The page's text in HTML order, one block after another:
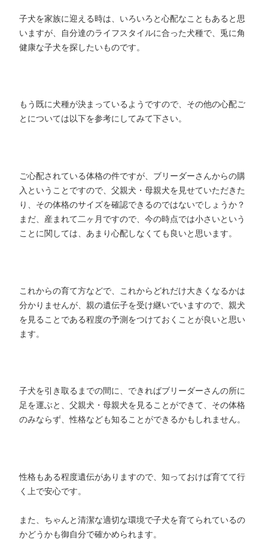
子犬を家族に迎える時は、いろいろと心配なこともあると思
いますが、自分達のライフスタイルに合った犬種で、兎に角
健康な子犬を探したいものです。
もう既に犬種が決まっているようですので、その他の心配ご
とについては以下を参考にしてみて下さい。
ご心配されている体格の件ですが、ブリーダーさんからの購
入ということですので、父親犬・母親犬を見せていただきた
り、その体格のサイズを確認できるのではないでしょうか？
まだ、産まれて二ヶ月ですので、今の時点では小さいという
ことに関しては、あまり心配しなくても良いと思います。
これからの育て方などで、これからどれだけ大きくなるかは
分かりませんが、親の遺伝子を受け継いでいますので、親犬
を見ることである程度の予測をつけておくことが良いと思い
ます。
子犬を引き取るまでの間に、できればブリーダーさんの所に
足を運ぶと、父親犬・母親犬を見ることができて、その体格
のみならず、性格なども知ることができるかもしれません。
性格もある程度遺伝がありますので、知っておけば育てて行
く上で安心です。
また、ちゃんと清潔な適切な環境で子犬を育てられているの
かどうかも御自分で確かめられます。